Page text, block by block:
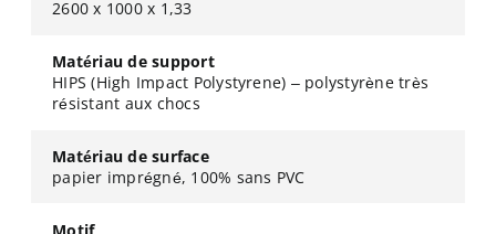
2600 x 1000 x 1,33
Matériau de support
HIPS (High Impact Polystyrene) – polystyrène très
résistant aux chocs
Matériau de surface
papier imprégné, 100% sans PVC
Motif